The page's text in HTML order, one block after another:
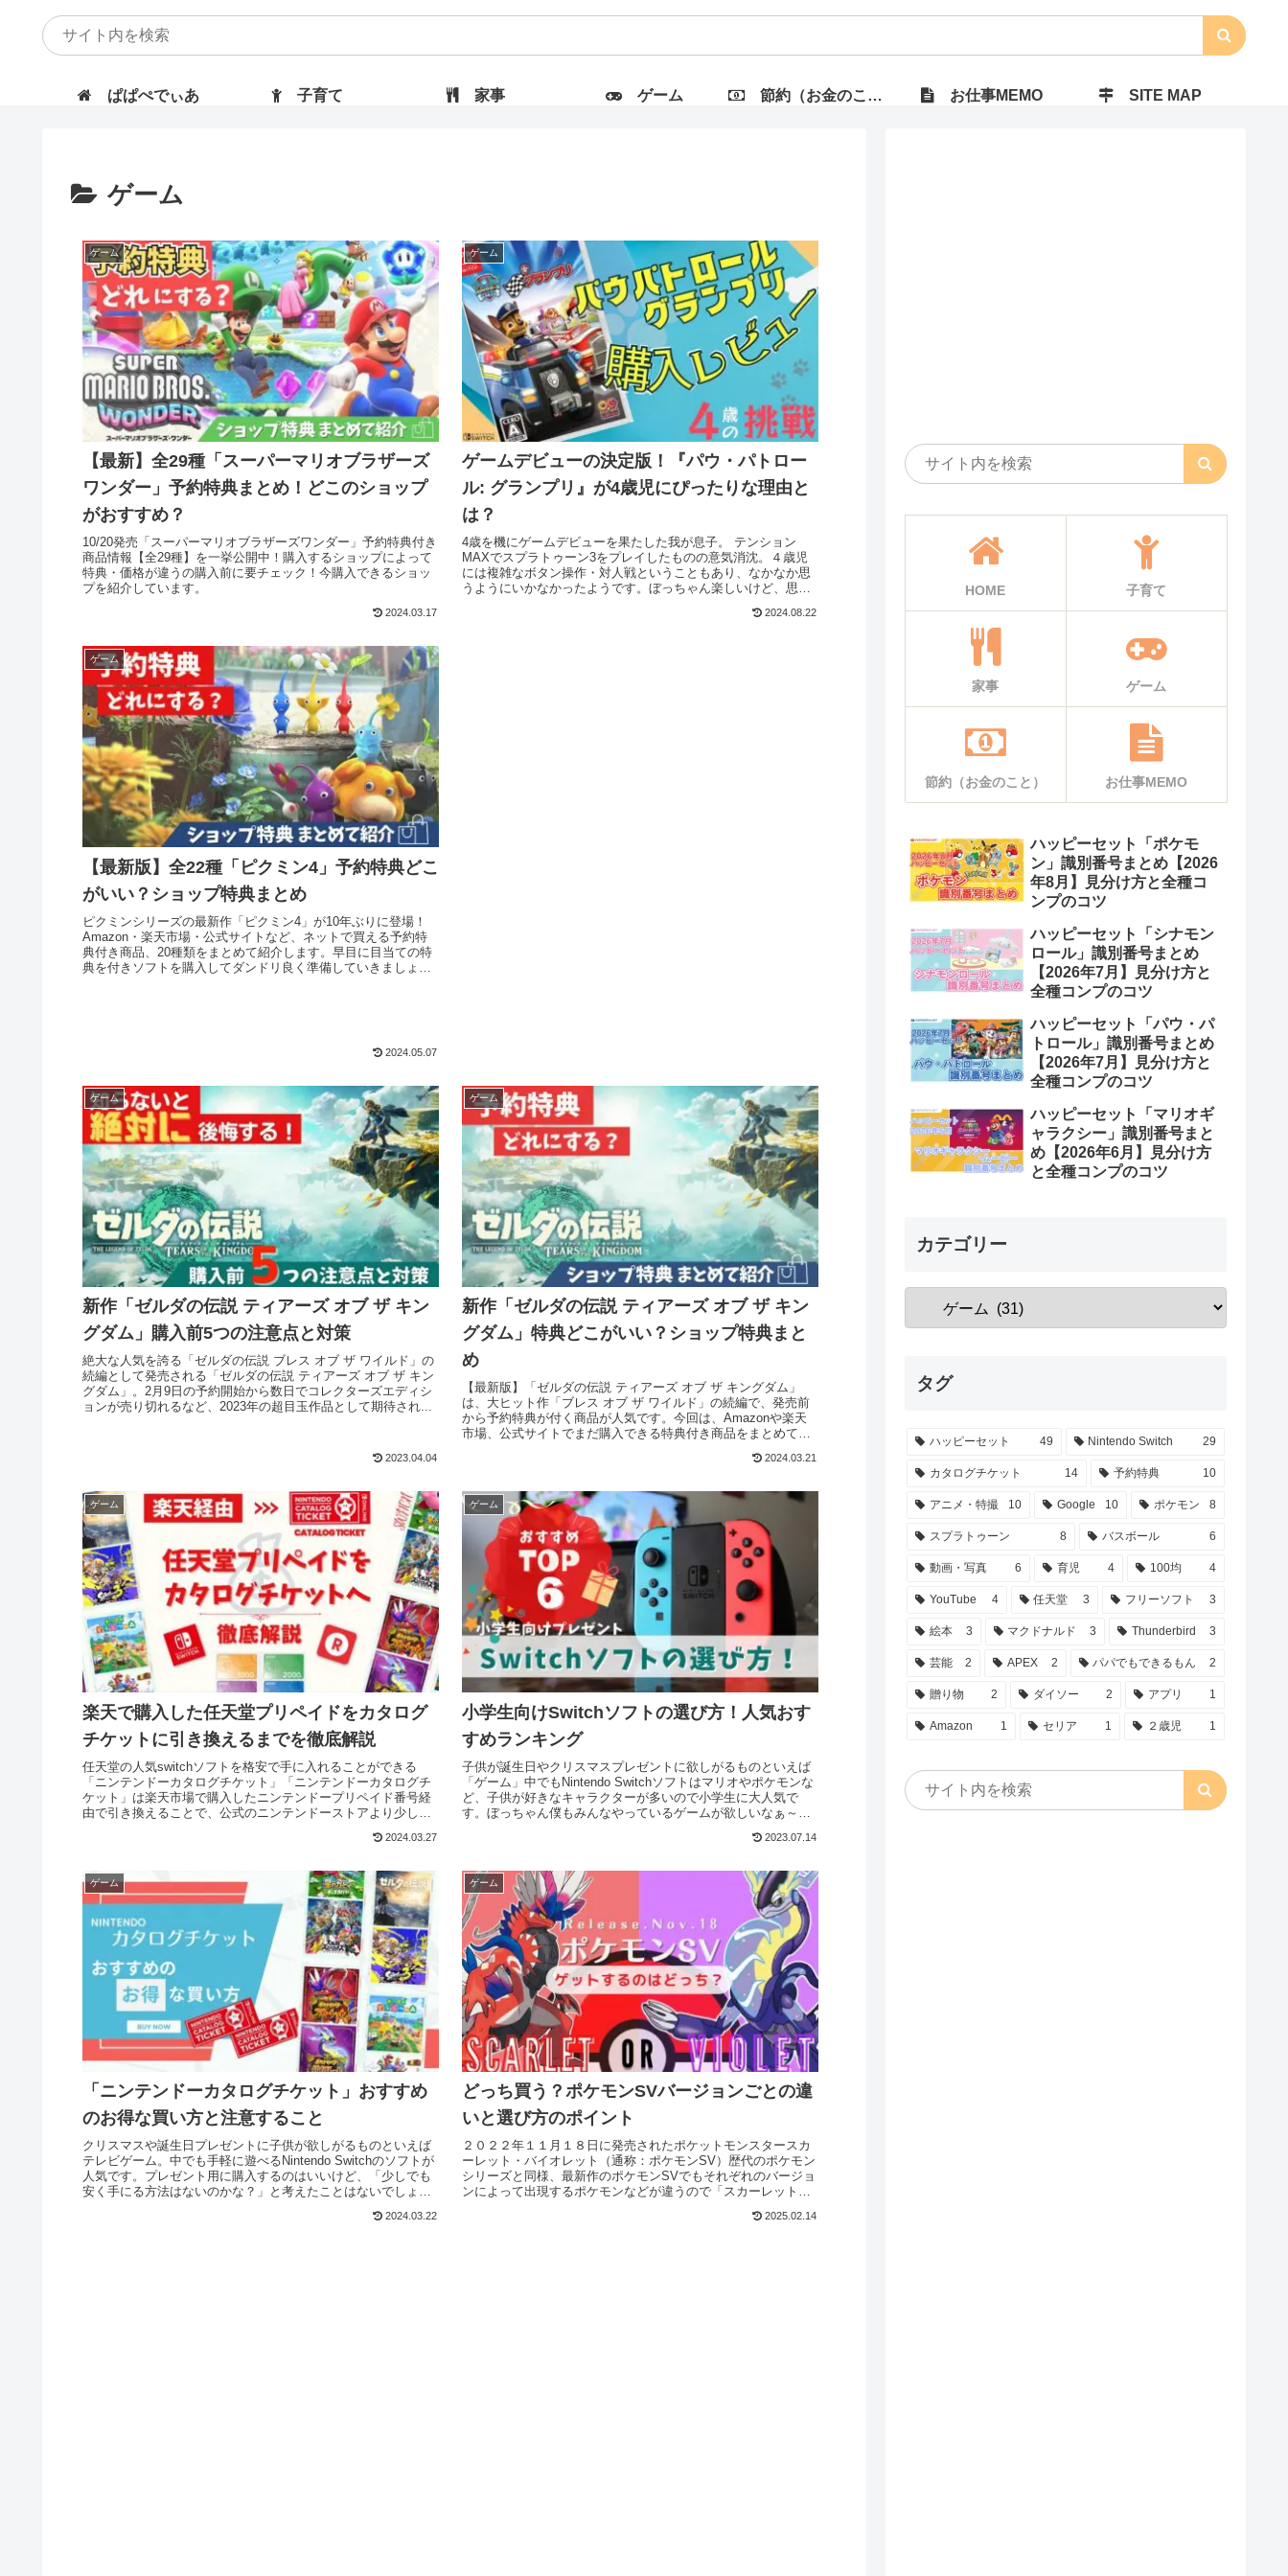
ぱぱぺでぃあ 子育て 家事 ゲーム 節約（お金のこと） お仕事MEMO SITE MAP
ゲーム
ゲーム
【最新】全29種「スーパーマリオブラザーズ
ワンダー」予約特典まとめ！どこのショップ
がおすすめ？
10/20発売「スーパーマリオブラザーズワンダー」予約特典付き
商品情報【全29種】を一挙公開中！購入するショップによって
特典・価格が違うの購入前に要チェック！今購入できるショッ
プを紹介しています。
2024.03.17
ゲーム
ゲームデビューの決定版！『パウ・パトロー
ル: グランプリ』が4歳児にぴったりな理由と
は？
4歳を機にゲームデビューを果たした我が息子。 テンション
MAXでスプラトゥーン3をプレイしたものの意気消沈。４歳児
には複雑なボタン操作・対人戦ということもあり、なかなか思
うようにいかなかったようです。ぼっちゃん楽しいけど、思う
2024.08.22
ゲーム
【最新版】全22種「ピクミン4」予約特典どこ
がいい？ショップ特典まとめ
ピクミンシリーズの最新作「ピクミン4」が10年ぶりに登場！
Amazon・楽天市場・公式サイトなど、ネットで買える予約特
典付き商品、20種類をまとめて紹介します。早目に目当ての特
典を付きソフトを購入してダンドリ良く準備していきましょ
2024.05.07
ゲーム
新作「ゼルダの伝説 ティアーズ オブ ザ キン
グダム」購入前5つの注意点と対策
絶大な人気を誇る「ゼルダの伝説 ブレス オブ ザ ワイルド」の
続編として発売される「ゼルダの伝説 ティアーズ オブ ザ キン
グダム」。2月9日の予約開始から数日でコレクターズエディシ
ョンが売り切れるなど、2023年の超目玉作品として期待され...
2023.04.04
ゲーム
新作「ゼルダの伝説 ティアーズ オブ ザ キン
グダム」特典どこがいい？ショップ特典まと
め
【最新版】「ゼルダの伝説 ティアーズ オブ ザ キングダム」
は、大ヒット作「ブレス オブ ザ ワイルド」の続編で、発売前
から予約特典が付く商品が人気です。今回は、Amazonや楽天
市場、公式サイトでまだ購入できる特典付き商品をまとめて紹
2024.03.21
ゲーム
楽天で購入した任天堂プリペイドをカタログ
チケットに引き換えるまでを徹底解説
任天堂の人気switchソフトを格安で手に入れることができる
「ニンテンドーカタログチケット」「ニンテンドーカタログチ
ケット」は楽天市場で購入したニンテンドープリペイド番号経
由で引き換えることで、公式のニンテンドーストアより少しお
2024.03.27
ゲーム
小学生向けSwitchソフトの選び方！人気おす
すめランキング
子供が誕生日やクリスマスプレゼントに欲しがるものといえば
「ゲーム」中でもNintendo Switchソフトはマリオやポケモンな
ど、子供が好きなキャラクターが多いので小学生に大人気で
す。ぼっちゃん僕もみんなやっているゲームが欲しいなぁ～そ
2023.07.14
ゲーム
「ニンテンドーカタログチケット」おすすめ
のお得な買い方と注意すること
クリスマスや誕生日プレゼントに子供が欲しがるものといえば
テレビゲーム。中でも手軽に遊べるNintendo Switchのソフトが
人気です。プレゼント用に購入するのはいいけど、「少しでも
安く手にる方法はないのかな？」と考えたことはないでしょ
2024.03.22
ゲーム
どっち買う？ポケモンSVバージョンごとの違
いと選び方のポイント
２０２２年１１月１８日に発売されたポケットモンスタースカ
ーレット・バイオレット（通称：ポケモンSV）歴代のポケモン
シリーズと同様、最新作のポケモンSVでもそれぞれのバージョ
ンによって出現するポケモンなどが違うので「スカーレットと
2025.02.14
HOME 子育て
家事 ゲーム
節約（お金のこと） お仕事MEMO
ハッピーセット「ポケモ
ン」識別番号まとめ【2026
年8月】見分け方と全種コ
ンプのコツ
ハッピーセット「シナモン
ロール」識別番号まとめ
【2026年7月】見分け方と
全種コンプのコツ
ハッピーセット「パウ・パ
トロール」識別番号まとめ
【2026年7月】見分け方と
全種コンプのコツ
ハッピーセット「マリオギ
ャラクシー」識別番号まと
め【2026年6月】見分け方
と全種コンプのコツ
カテゴリー
タグ
ハッピーセット 49 Nintendo Switch 29
カタログチケット 14 予約特典 10
アニメ・特撮 10 Google 10 ポケモン 8
スプラトゥーン 8 バスボール 6
動画・写真 6 育児 4 100均 4
YouTube 4 任天堂 3 フリーソフト 3
絵本 3 マクドナルド 3 Thunderbird 3
芸能 2 APEX 2 パパでもできるもん 2
贈り物 2 ダイソー 2 アプリ 1
Amazon 1 セリア 1 ２歳児 1